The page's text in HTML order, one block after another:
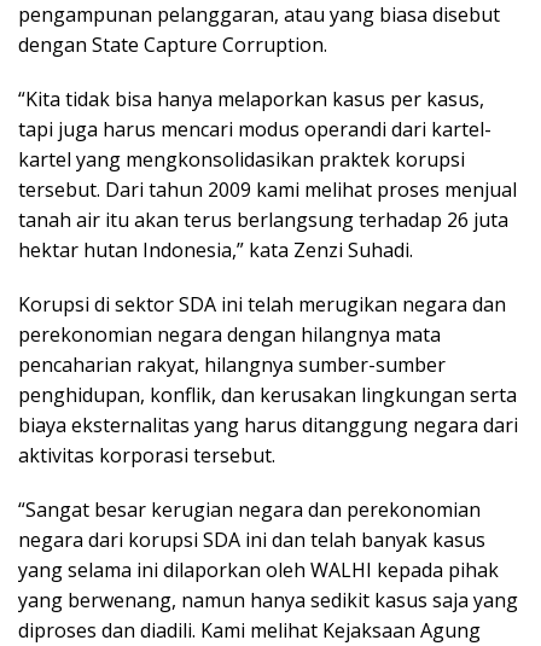
pengampunan pelanggaran, atau yang biasa disebut
dengan State Capture Corruption.
“Kita tidak bisa hanya melaporkan kasus per kasus,
tapi juga harus mencari modus operandi dari kartel-
kartel yang mengkonsolidasikan praktek korupsi
tersebut. Dari tahun 2009 kami melihat proses menjual
tanah air itu akan terus berlangsung terhadap 26 juta
hektar hutan Indonesia,” kata Zenzi Suhadi.
Korupsi di sektor SDA ini telah merugikan negara dan
perekonomian negara dengan hilangnya mata
pencaharian rakyat, hilangnya sumber-sumber
penghidupan, konflik, dan kerusakan lingkungan serta
biaya eksternalitas yang harus ditanggung negara dari
aktivitas korporasi tersebut.
“Sangat besar kerugian negara dan perekonomian
negara dari korupsi SDA ini dan telah banyak kasus
yang selama ini dilaporkan oleh WALHI kepada pihak
yang berwenang, namun hanya sedikit kasus saja yang
diproses dan diadili. Kami melihat Kejaksaan Agung